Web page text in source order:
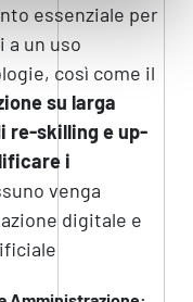
essenziale per
a un uso
così come il
su larga
re-skilling e up-
i
venga
digitale e